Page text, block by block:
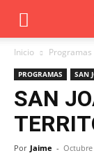
Inicio Programas
PROGRAMAS SAN
SAN
Por Jaime - Octubre